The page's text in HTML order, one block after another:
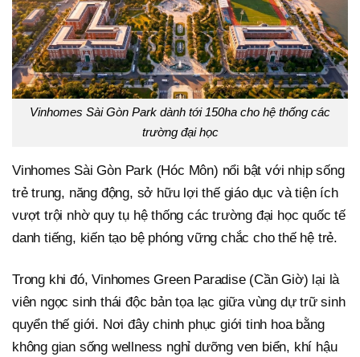
Vinhomes Sài Gòn Park dành tới 150ha cho hệ thống các
trường đại học
Vinhomes Sài Gòn Park (Hóc Môn) nổi bật với nhịp sống
trẻ trung, năng động, sở hữu lợi thế giáo dục và tiện ích
vượt trội nhờ quy tụ hệ thống các trường đại học quốc tế
danh tiếng, kiến tạo bệ phóng vững chắc cho thế hệ trẻ.
Trong khi đó, Vinhomes Green Paradise (Cần Giờ) lại là
viên ngọc sinh thái độc bản tọa lạc giữa vùng dự trữ sinh
quyển thế giới. Nơi đây chinh phục giới tinh hoa bằng
không gian sống wellness nghỉ dưỡng ven biển, khí hậu